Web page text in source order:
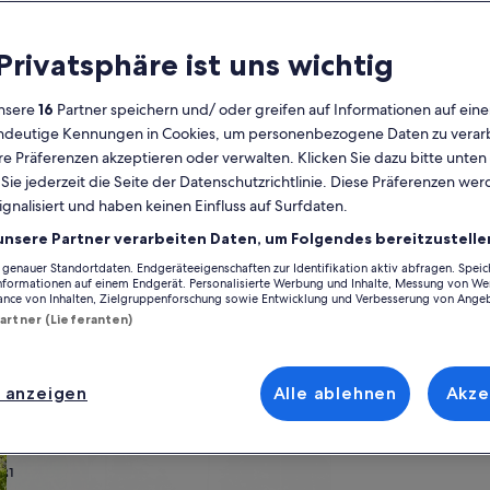
Derzeit
die
Monate
August
2026
und
September
angezeigt.
MoMontag
DiDienstag
MiMittwoch
DoDonnerstag
Fr Freitag
SaSamstag
SoSonntag
3 4 5 6 7 8 9
10 11 12
23
30
31
MoMontag
Di
7 8 9
21 22
28 29
inspirieren und finde genau das, was dir vorschwebt. Ganz
dir für deinen Aufenthalt wichtig sind. Was so dazugehört?
du das finden, was dir vorschwebt.
deinem Geschmack
oder Apartments
ist uns wichtig
16 Partner speichern und/ oder greifen auf Informationen auf
Kennungen in Cookies, um personenbezogene Daten zu
Präferenzen akzeptieren oder verwalten. Klicken Sie dazu bitte
jederzeit die Seite der Datenschutzrichtlinie. Diese Präferenzen
und haben keinen Einfluss auf Surfdaten.
Partner verarbeiten Daten, um Folgendes
Standortdaten. Endgeräteeigenschaften zur Identifikation aktiv abfragen.
auf einem Endgerät. Personalisierte Werbung und Inhalte, Messung von
von Inhalten, Zielgruppenforschung sowie Entwicklung und Verbesserung von
(Lieferanten)
Alle ablehnen